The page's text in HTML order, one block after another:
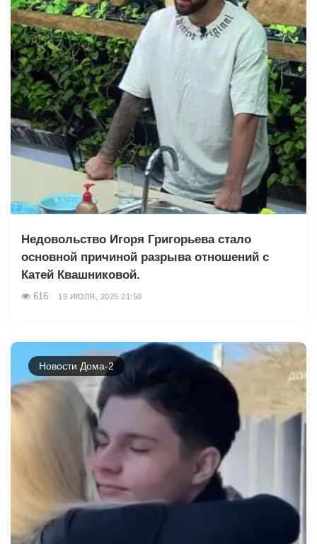
Недовольство Игоря Григорьева стало
основной причиной разрыва отношений с
Катей Квашниковой.
616 19 ИЮЛЯ, 2025 21:50
Новости Дома-2